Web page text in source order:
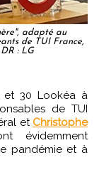
adapté au
de TUI France,
: LG
de TUI
et Christophe
évidemment
pandémie et à